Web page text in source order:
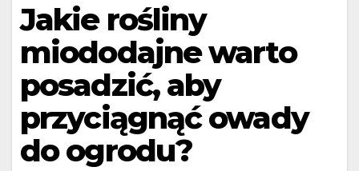
Jakie rośliny
miododajne warto
posadzić, aby
przyciągnąć owady
do ogrodu?